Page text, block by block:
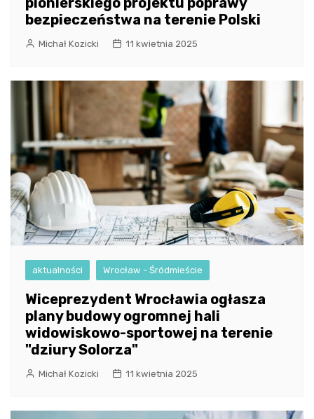
bezpieczeństwa na terenie Polski
Michał Kozicki 11 kwietnia 2025
aktualności Wrocław - Śródmieście
Wiceprezydent Wrocławia ogłasza
plany budowy ogromnej hali
widowiskowo-sportowej na terenie
"dziury Solorza"
Michał Kozicki 11 kwietnia 2025